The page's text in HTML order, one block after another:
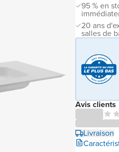
95 % en
20 ans
salles de
Avis clients
Livraison